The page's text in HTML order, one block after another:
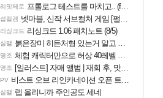
리밋제로 프롤로그 테스트를 마치고.. (feat. 리아)
섭컬겜 넷마블, 신작 서브컬쳐 게임 [펄 인 블루] 티저 사이트 오픈
리싱크드 리싱크드 1.06 패치노트 (8/5)
실팰 붉은장미 히든처형 있는거 알고 있었음?
명조 체험 캐릭터만으로 허상 40레벨 하이와티아 5분 컷!｜에이메스·린네·모니에 명함
명조 [일러스트] 자매 앨범 | 재회 후, 맛집에서
PV 비스트 오브 리인카네이션 오픈 트레일러
실팰 렙 올리니까 주인공도 세네